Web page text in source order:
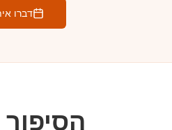
דברו